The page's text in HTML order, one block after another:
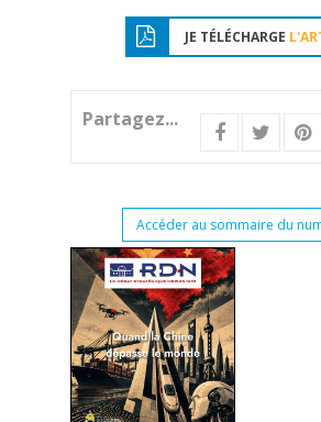
JE TÉLÉCHARGE
Partagez...
Accéder au sommaire du